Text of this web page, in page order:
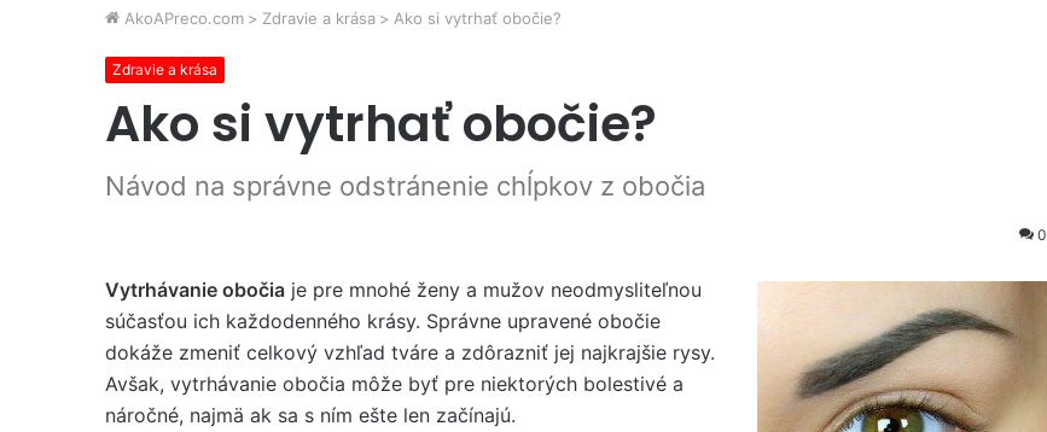
AkoAPreco.com > Zdravie a krása > Ako si vytrhať obočie?
Zdravie a krása
Ako si vytrhať obočie?
Návod na správne odstránenie chĺpkov z obočia
0
Vytrhávanie obočia je pre mnohé ženy a mužov neodmysliteľnou
súčasťou ich každodenného krásy. Správne upravené obočie
dokáže zmeniť celkový vzhľad tváre a zdôrazniť jej najkrajšie rysy.
Avšak, vytrhávanie obočia môže byť pre niektorých bolestivé a
náročné, najmä ak sa s ním ešte len začínajú.